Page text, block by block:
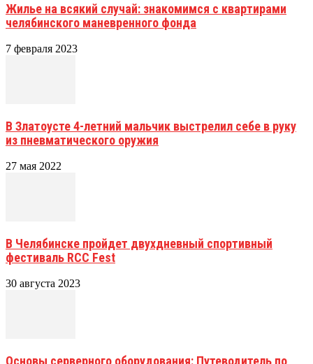
Жилье на всякий случай: знакомимся с квартирами
челябинского маневренного фонда
7 февраля 2023
В Златоусте 4-летний мальчик выстрелил себе в руку
из пневматического оружия
27 мая 2022
В Челябинске пройдет двухдневный спортивный
фестиваль RCC Fest
30 августа 2023
Основы серверного оборудования: Путеводитель по